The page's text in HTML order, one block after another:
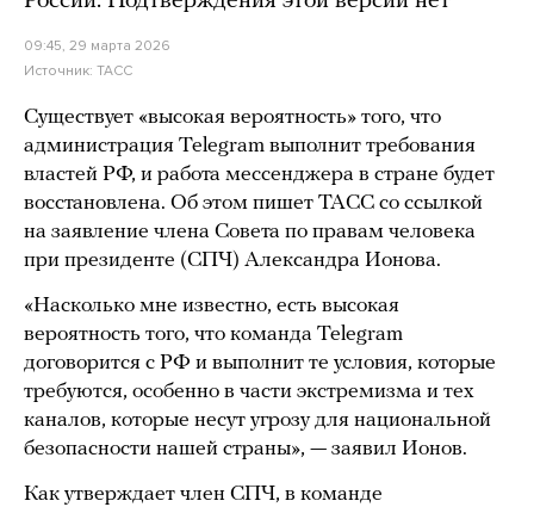
09:45, 29 марта 2026
Источник: ТАСС
Существует «высокая вероятность» того, что
администрация Telegram выполнит требования
властей РФ, и работа мессенджера в стране будет
восстановлена. Об этом пишет ТАСС со ссылкой
на заявление члена Совета по правам человека
при президенте (СПЧ) Александра Ионова.
«Насколько мне известно, есть высокая
вероятность того, что команда Telegram
договорится с РФ и выполнит те условия, которые
требуются, особенно в части экстремизма и тех
каналов, которые несут угрозу для национальной
безопасности нашей страны», — заявил Ионов.
Как утверждает член СПЧ, в команде